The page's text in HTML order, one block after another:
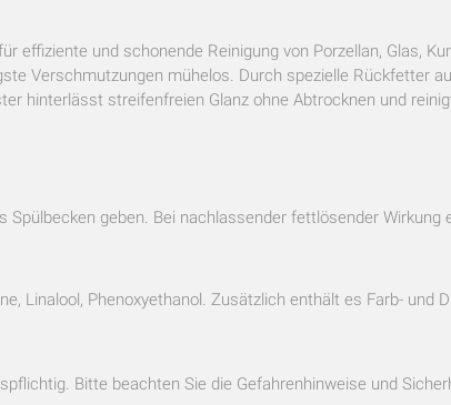
effiziente und schonende Reinigung von Porzellan, Glas,
Verschmutzungen mühelos. Durch spezielle Rückfetter
hinterlässt streifenfreien Glanz ohne Abtrocknen und
geben. Bei nachlassender fettlösender Wirkung
Linalool, Phenoxyethanol. Zusätzlich enthält es Farb- und
Bitte beachten Sie die Gefahrenhinweise und